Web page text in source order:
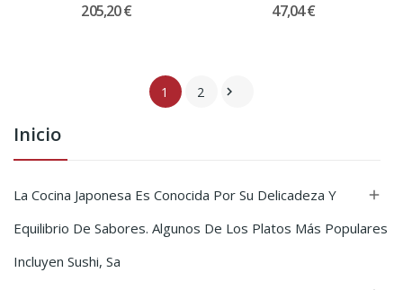
Inicio
La Cocina Japonesa Es Conocida Por Su Delicadeza Y
Equilibrio De Sabores. Algunos De Los Platos Más Populares
Incluyen Sushi, Sa

205,20 € 47,04 €
1 2 